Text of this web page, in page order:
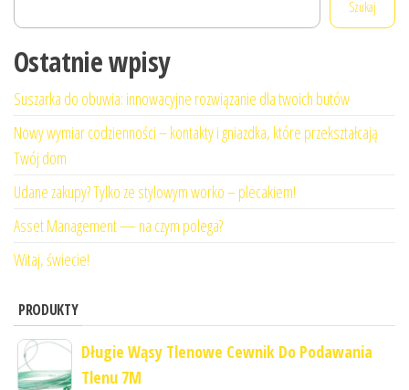
Szukaj
Ostatnie wpisy
Suszarka do obuwia: innowacyjne rozwiązanie dla twoich butów
Nowy wymiar codzienności – kontakty i gniazdka, które przekształcają
Twój dom
Udane zakupy? Tylko ze stylowym worko – plecakiem!
Asset Management — na czym polega?
Witaj, świecie!
PRODUKTY
Długie Wąsy Tlenowe Cewnik Do Podawania
Tlenu 7M